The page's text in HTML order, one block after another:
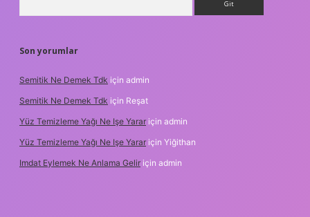
Son yorumlar
Semitik Ne Demek Tdk için admin
Semitik Ne Demek Tdk için Reşat
Yüz Temizleme Yağı Ne Işe Yarar için admin
Yüz Temizleme Yağı Ne Işe Yarar için Yiğithan
Imdat Eylemek Ne Anlama Gelir için admin